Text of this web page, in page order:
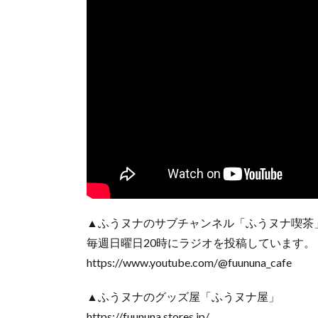
▲ふうヌナのサブチャンネル「ふうヌナ喫茶
毎週日曜日20時にラジオを投稿しています。
https://www.youtube.com/@fuununa_cafe
▲ふうヌナのグッズ屋「ふうヌナ屋」